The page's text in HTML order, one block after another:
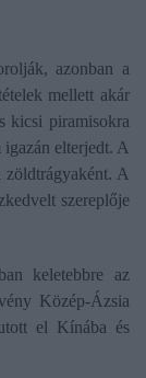
azonban a
mellett akár
kicsi piramisokra
igazán elterjedt. A
zöldtrágyaként. A
szereplője
keletebbre az
Közép-Ázsia
el Kínába és